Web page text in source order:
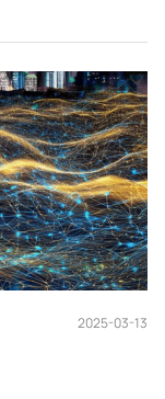
2025-03-13